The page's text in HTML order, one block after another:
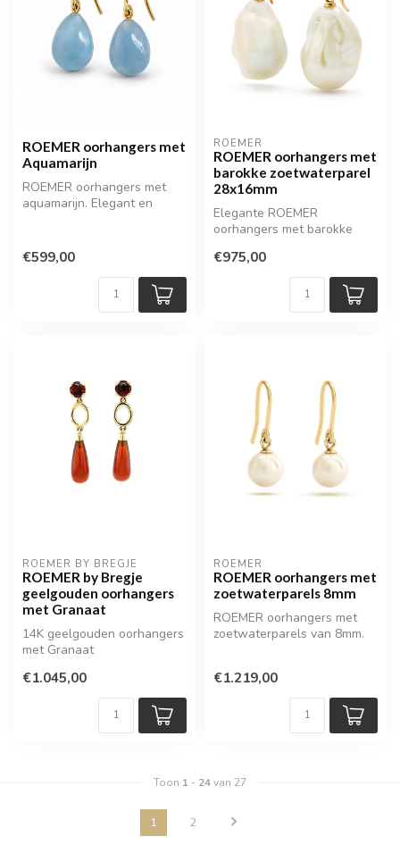
ROEMER oorhangers met
Aquamarijn
ROEMER oorhangers met
aquamarijn. Elegant en
€599,00
ROEMER
ROEMER oorhangers met
barokke zoetwaterparel
28x16mm
Elegante ROEMER
oorhangers met barokke
28x16mm. Unieke vorm e...
€975,00
ROEMER BY BREGJE
ROEMER by Bregje
geelgouden oorhangers
met Granaat
14K geelgouden oorhangers
met Granaat
€1.045,00
ROEMER
ROEMER oorhangers met
zoetwaterparels 8mm
ROEMER oorhangers met
zoetwaterparels van 8mm.
€1.219,00
Toon 1 - 24van 27
1 2